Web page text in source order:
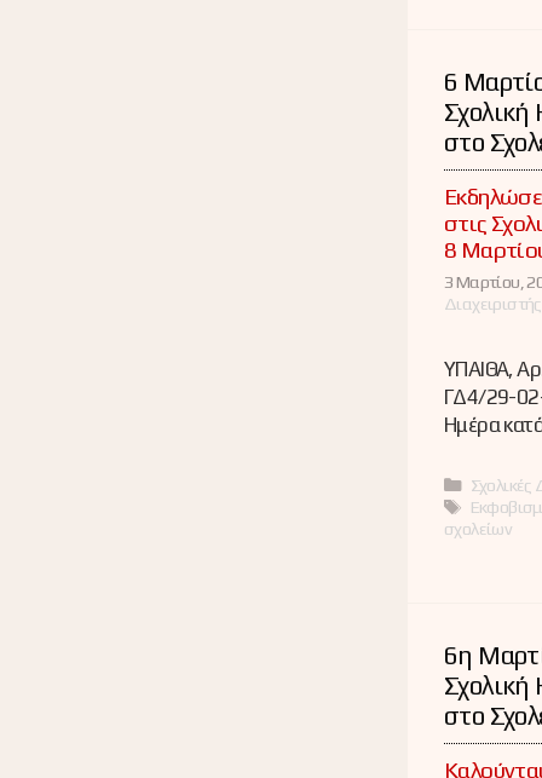
6
Σχολική
στο
στις
8
3 Μαρτίου,
ΥΠΑΙΘΑ,
ΓΔ4/29-02-
Ημέρα
Σχολικές
Ετικέτες
σχολείων
6η
Σχολική
στο